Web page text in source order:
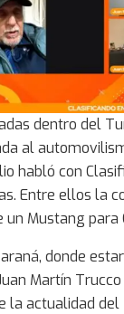
dentro del
al
habló con
Entre ellos la
un Mustang para
donde
Martín
la actualidad del